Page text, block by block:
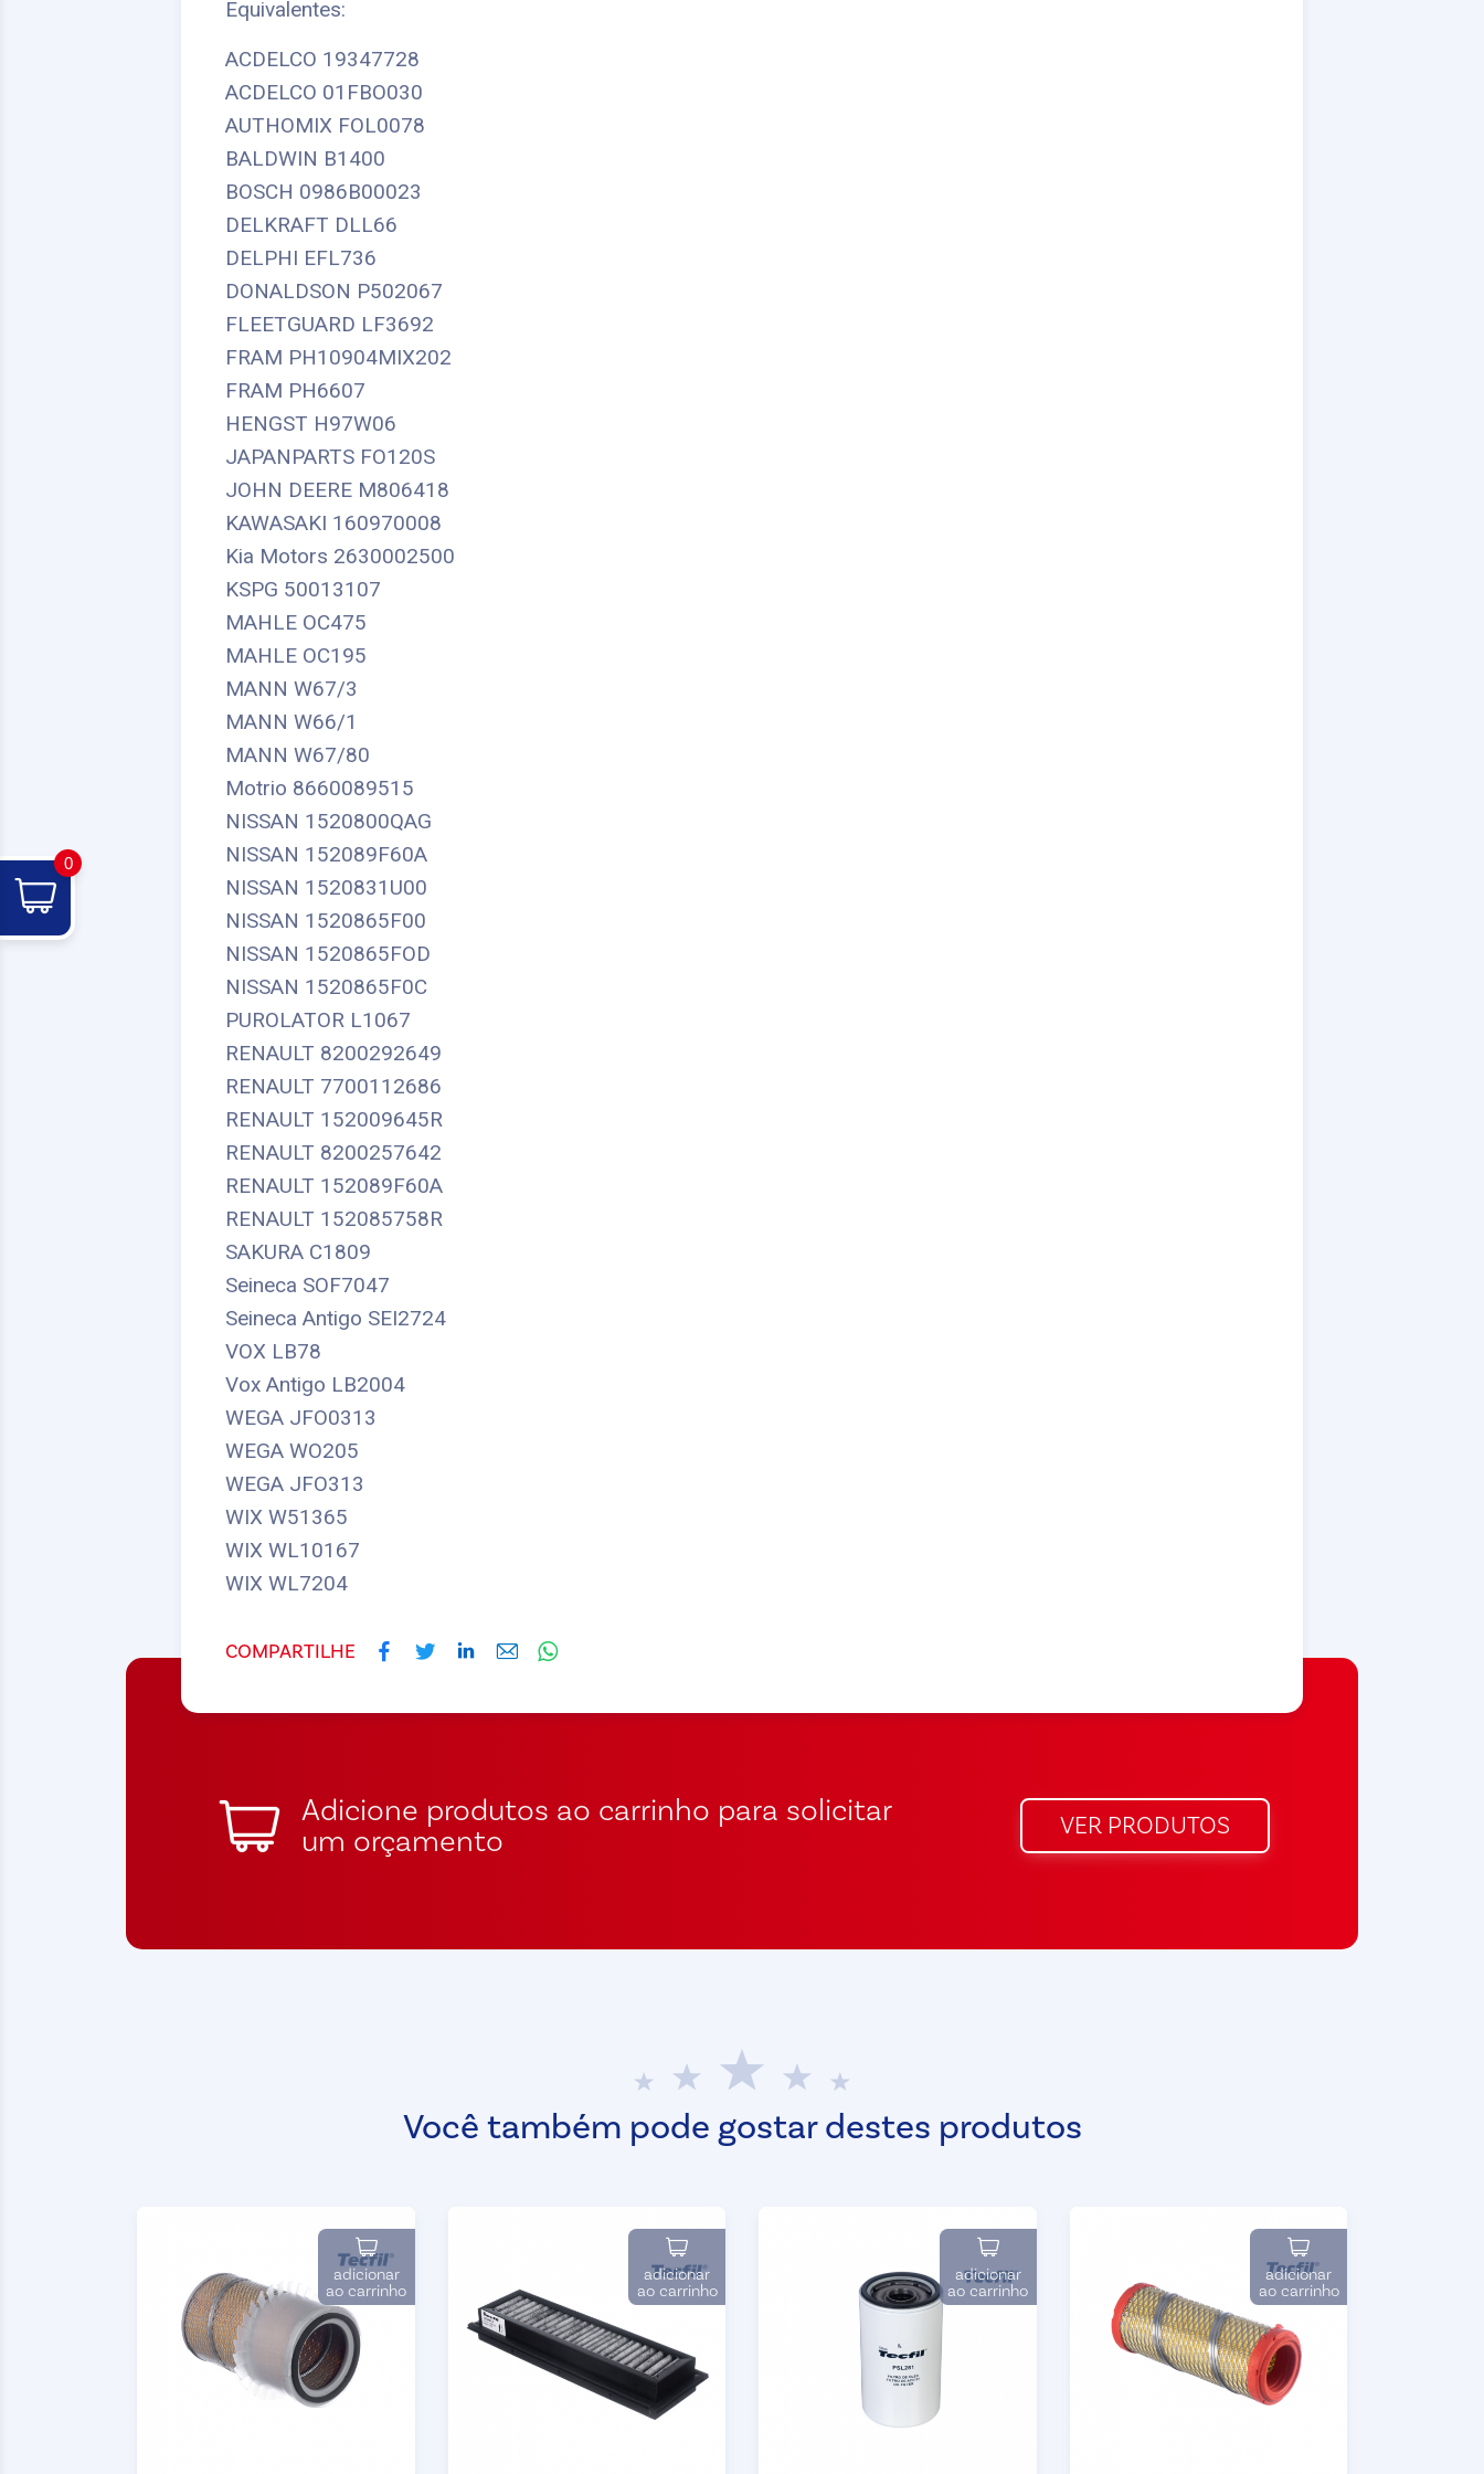
Equivalentes:
ACDELCO 19347728
ACDELCO 01FBO030
AUTHOMIX FOL0078
BALDWIN B1400
BOSCH 0986B00023
DELKRAFT DLL66
DELPHI EFL736
DONALDSON P502067
FLEETGUARD LF3692
FRAM PH10904MIX202
FRAM PH6607
HENGST H97W06
JAPANPARTS FO120S
JOHN DEERE M806418
KAWASAKI 160970008
Kia Motors 2630002500
KSPG 50013107
MAHLE OC475
MAHLE OC195
MANN W67/3
MANN W66/1
MANN W67/80
Motrio 8660089515
NISSAN 1520800QAG
NISSAN 152089F60A
NISSAN 1520831U00
NISSAN 1520865F00
NISSAN 1520865FOD
NISSAN 1520865F0C
PUROLATOR L1067
RENAULT 8200292649
RENAULT 7700112686
RENAULT 152009645R
RENAULT 8200257642
RENAULT 152089F60A
RENAULT 152085758R
SAKURA C1809
Seineca SOF7047
Seineca Antigo SEI2724
VOX LB78
Vox Antigo LB2004
WEGA JFO0313
WEGA WO205
WEGA JFO313
WIX W51365
WIX WL10167
WIX WL7204
COMPARTILHE
Adicione produtos ao carrinho para solicitar
um orçamento
VER PRODUTOS
Você também pode gostar destes produtos
adicionar
ao carrinho
adicionar
ao carrinho
adicionar
ao carrinho
adicionar
ao carrinho
0